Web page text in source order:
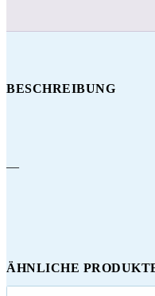
BESCHREIBUNG
—
ÄHNLICHE